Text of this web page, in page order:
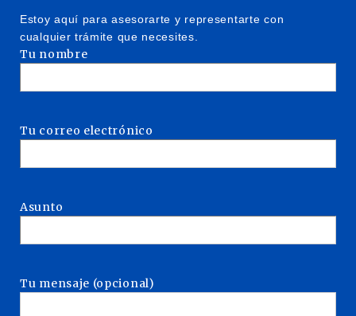
Estoy aquí para asesorarte y representarte con
cualquier trámite que necesites.
Tu nombre
Tu correo electrónico
Asunto
Tu mensaje (opcional)